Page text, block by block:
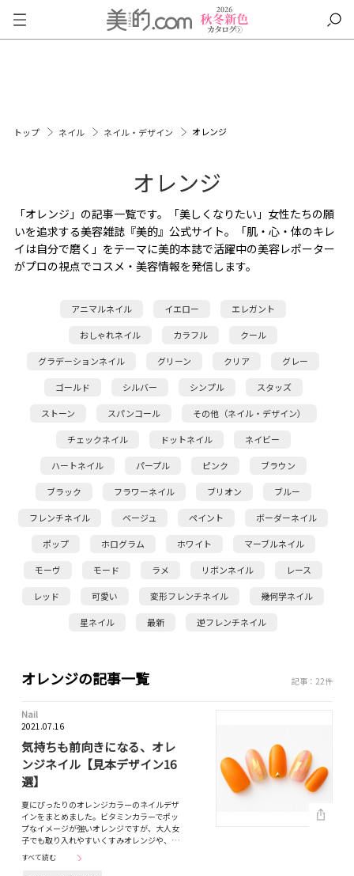
トップ ネイル ネイル・デザイン オレンジ
オレンジ
「オレンジ」の記事一覧です。「美しくなりたい」女性たちの願
いを追求する美容雑誌『美的』公式サイト。「肌・心・体のキレ
イは自分で磨く」をテーマに美的本誌で活躍中の美容レポーター
がプロの視点でコスメ・美容情報を発信します。
アニマルネイル イエロー エレガント
おしゃれネイル カラフル クール
グラデーションネイル グリーン クリア グレー
ゴールド シルバー シンプル スタッズ
ストーン スパンコール その他（ネイル・デザイン）
チェックネイル ドットネイル ネイビー
ハートネイル パープル ピンク ブラウン
ブラック フラワーネイル ブリオン ブルー
フレンチネイル ベージュ ペイント ボーダーネイル
ポップ ホログラム ホワイト マーブルネイル
モーヴ モード ラメ リボンネイル レース
レッド 可愛い 変形フレンチネイル 幾何学ネイル
星ネイル 最新 逆フレンチネイル
オレンジの記事一覧 記事：22件
Nail
2021.07.16
気持ちも前向きになる、オレ
ンジネイル【見本デザイン16
選】
夏にぴったりのオレンジカラーのネイルデザ
インをまとめました。ビタミンカラーでポッ
プなイメージが強いオレンジですが、大人女
子でも取り入れやすいくすみオレンジや、…
すべて読む